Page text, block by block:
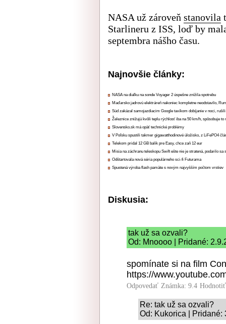
NASA už zároveň stanovila
Starlineru z ISS, loď by
septembra nášho času.
Najnovšie články:
NASA na diaľku na sonde Voyager 2 úspešne znížila spotrebu
Maďarsko jadrovú elektráreň nakoniec kompletne neodstavilo,
Súd zakázal samojazdiacim Google taxíkom dobíjanie v noci,
Železnice znižujú kvôli teplu rýchlosť iba na 50 km/h, spôsobuje to
Slovensko.sk má opäť technické problémy
V Poľsku spustili takmer gigawatthodinové úložisko, z LiFePO4
Telekom pridal 12 GB balík pre Easy, chce zaň 12 eur
Misia na záchranu teleskopu Swift ešte nie je stratená, podarilo sa
Odštartovala nová séria populárneho sci-fi Futurama
Spustená výroba flash pamäte s novým najvyšším počtom vrstiev
Diskusia:
tak už sa ozvali?
Od: Mnoooo | Pridané:
spomínate si na film
https://
Odpovedať Známka: 9.4
Re: tak už sa ozvali?
Od: Kukorica | Pridané: